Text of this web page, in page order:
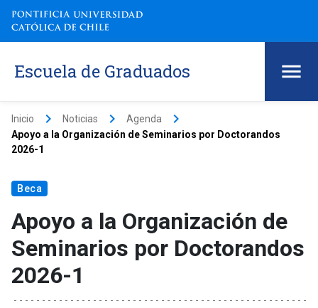
Escuela de Graduados
Inicio keyboard_arrow_right Noticias keyboard_arrow_right Agenda keyboard_arrow_right
Apoyo a la Organización de Seminarios por Doctorandos
2026-1
Beca
Apoyo a la Organización de
Seminarios por Doctorandos
2026-1